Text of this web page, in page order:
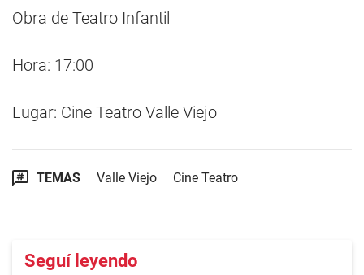
Obra de Teatro Infantil
Hora: 17:00
Lugar: Cine Teatro Valle Viejo
TEMAS Valle Viejo Cine Teatro
Seguí leyendo